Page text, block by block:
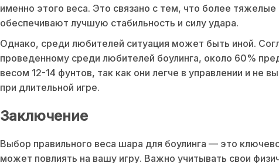
именно этого веса. Это связано с тем, что более
обеспечивают лучшую стабильность и силу удара.
Однако, среди любителей ситуация может быть иной.
проведенному среди любителей боулинга, около 60%
весом 12-14 фунтов, так как они легче в управлении и не
при длительной игре.
Заключение
Выбор правильного веса шара для боулинга — это
может повлиять на вашу игру. Важно учитывать свои